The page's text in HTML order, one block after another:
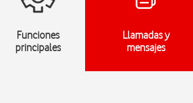
Funciones
principales
Llamadas y
mensajes